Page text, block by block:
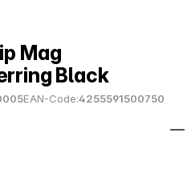
Mag
Black
EAN-Code:4255591500750